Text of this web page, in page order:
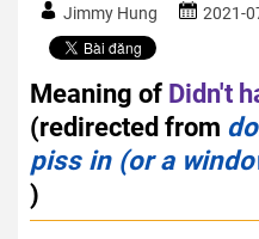
Jimmy Hung 2021-
Meaning of Didn't
(redirected from
piss in (or a
)